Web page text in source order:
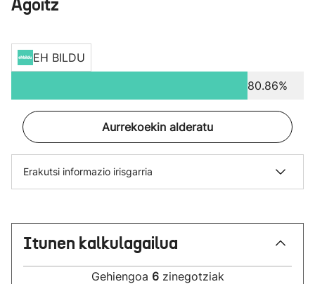
Agoitz
EH BILDU
80.86%
Aurrekoekin alderatu
Erakutsi informazio irisgarria
Itunen kalkulagailua
Gehiengoa 6 zinegotziak